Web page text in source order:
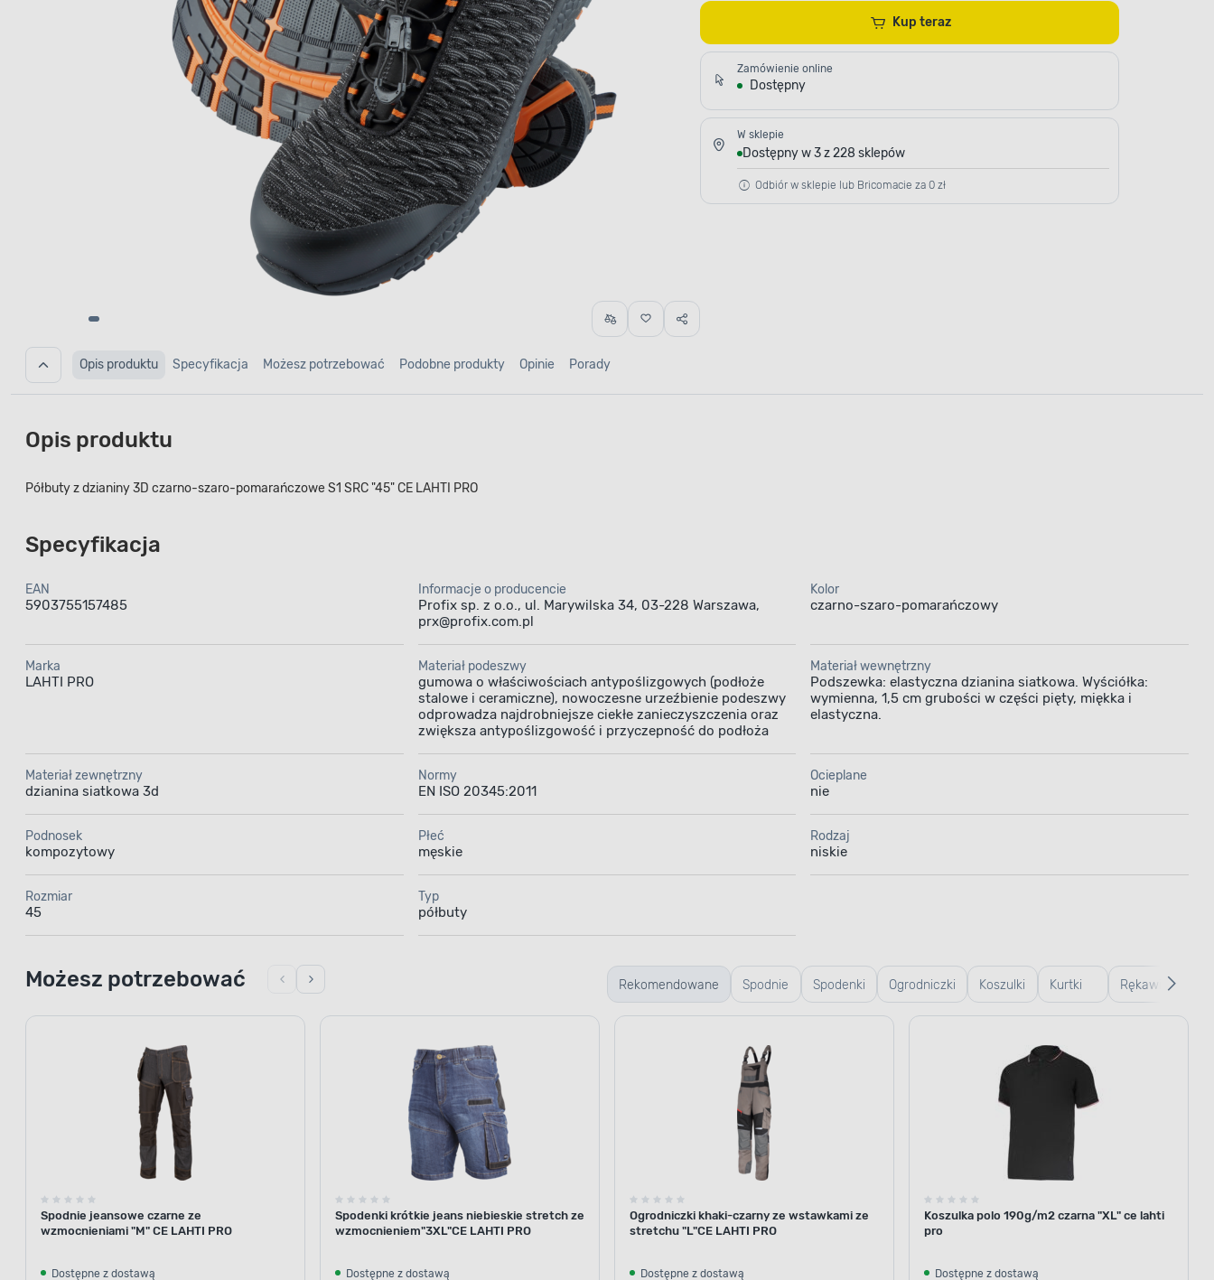
Kup teraz
Zamówienie online
Dostępny
W sklepie
Dostępny w 3 z 228 sklepów
Odbiór w sklepie lub Bricomacie za 0 zł
Opis produktu Specyfikacja Możesz potrzebować Podobne produkty Opinie Porady
Opis produktu
Półbuty z dzianiny 3D czarno-szaro-pomarańczowe S1 SRC "45" CE LAHTI PRO
Specyfikacja
EAN
5903755157485
Informacje o producencie
Profix sp. z o.o., ul. Marywilska 34, 03-228 Warszawa,
prx@profix.com.pl
Kolor
czarno-szaro-pomarańczowy
Marka
LAHTI PRO
Materiał podeszwy
gumowa o właściwościach antypoślizgowych (podłoże
stalowe i ceramiczne), nowoczesne urzeźbienie podeszwy
odprowadza najdrobniejsze ciekłe zanieczyszczenia oraz
zwiększa antypoślizgowość i przyczepność do podłoża
Materiał wewnętrzny
Podszewka: elastyczna dzianina siatkowa. Wyściółka:
wymienna, 1,5 cm grubości w części pięty, miękka i
elastyczna.
Materiał zewnętrzny
dzianina siatkowa 3d
Normy
EN ISO 20345:2011
Ocieplane
nie
Podnosek
kompozytowy
Płeć
męskie
Rodzaj
niskie
Rozmiar
45
Typ
półbuty
Rekomendowane Spodnie Spodenki Ogrodniczki Koszulki Kurtki Rękawice
Możesz potrzebować
Spodnie jeansowe czarne ze
wzmocnieniami "M" CE LAHTI PRO
Dostępne z dostawą
Spodenki krótkie jeans niebieskie stretch ze
wzmocnieniem"3XL"CE LAHTI PRO
Dostępne z dostawą
Ogrodniczki khaki-czarny ze wstawkami ze
stretchu "L"CE LAHTI PRO
Dostępne z dostawą
Koszulka polo 190g/m2 czarna "XL" ce lahti
pro
Dostępne z dostawą